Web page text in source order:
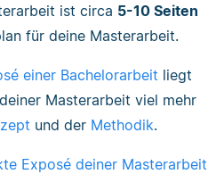
ist circa 5-10 Seiten
für deine Masterarbeit.
einer Bachelorarbeit liegt
Masterarbeit viel mehr
und der Methodik.
Exposé deiner Masterarbeit